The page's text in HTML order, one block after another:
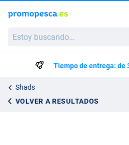
buscando…
Tiempo de entrega: de
Shads
VOLVER A RESULTADOS
7.95